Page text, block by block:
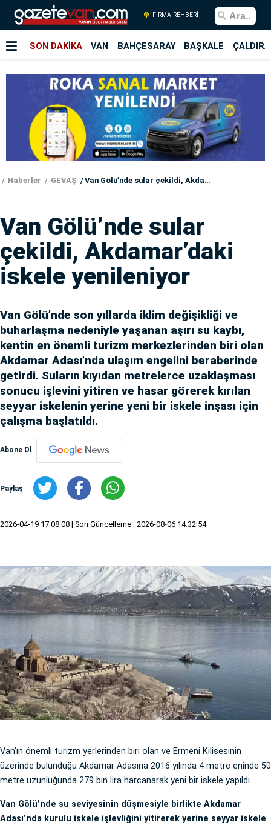
FİRMA REHBERİ
SON DAKİKA VAN BAHÇESARAY BAŞKALE
Haberler GEVAŞ Van Gölü’nde sular çekildi, Akdamar’daki iskele yenileniyor
Van Gölü’nde sular
çekildi, Akdamar’daki
iskele yenileniyor
Van Gölü’nde son yıllarda iklim değişikliği ve
buharlaşma nedeniyle yaşanan aşırı su kaybı,
kentin en önemli turizm merkezlerinden biri olan
Akdamar Adası’nda ulaşım engelini beraberinde
getirdi. Suların kıyıdan metrelerce uzaklaşması
sonucu işlevini yitiren ve hasar görerek kırılan
seyyar iskelenin yerine yeni bir iskele inşası için
çalışma başlatıldı.
Abone Ol
Paylaş
2026-04-19 17:08:08 | Son Güncelleme : 2026-08-06 14:32:54
Van’ın önemli turizm yerlerinden biri olan ve Ermeni Kilisesinin
üzerinde bulunduğu Akdamar Adasına 2016 yılında 4 metre eninde 50
metre uzunluğunda 279 bin lira harcanarak yeni bir iskele yapıldı.
Van Gölü’nde su seviyesinin düşmesiyle birlikte Akdamar
Adası’nda kurulu iskele işlevliğini yitirerek yerine seyyar iskele